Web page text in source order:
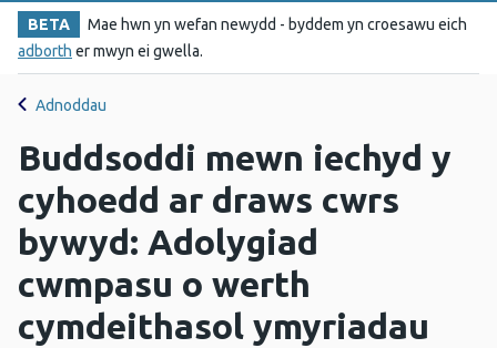
BETA
Mae hwn yn wefan newydd - byddem yn croesawu eich
adborth er mwyn ei gwella.
Adnoddau
Buddsoddi mewn iechyd y
cyhoedd ar draws cwrs
bywyd: Adolygiad
cwmpasu o werth
cymdeithasol ymyriadau